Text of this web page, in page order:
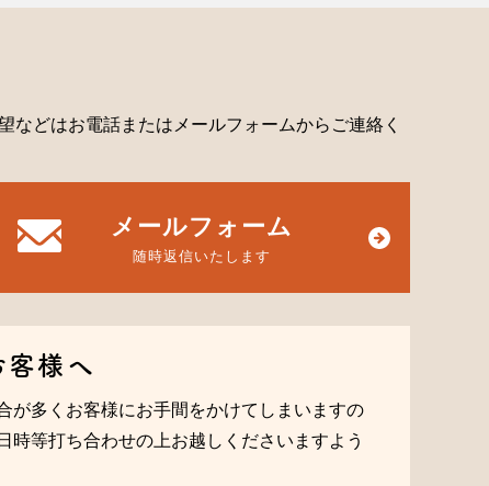
どはお電話またはメールフォームからご連絡く
メールフォーム
随時返信いたします
客様へ
が多くお客様にお手間をかけてしまいますの
等打ち合わせの上お越しくださいますよう